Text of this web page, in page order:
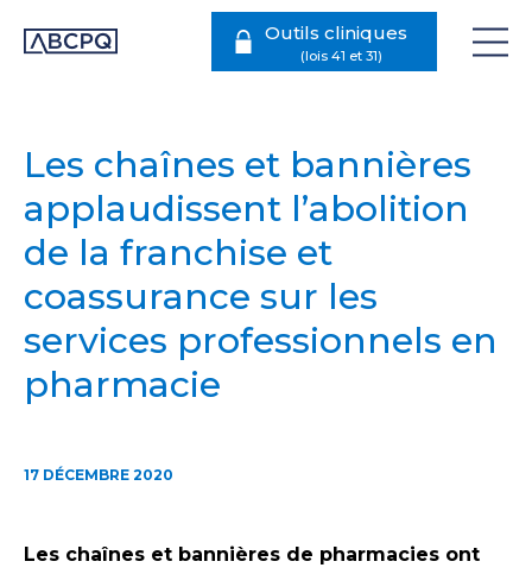
Outils cliniques
Les chaînes et bannières
applaudissent l’abolition
de la franchise et
coassurance sur les
services professionnels en
pharmacie
17 DÉCEMBRE 2020
Les chaînes et bannières de pharmacies ont